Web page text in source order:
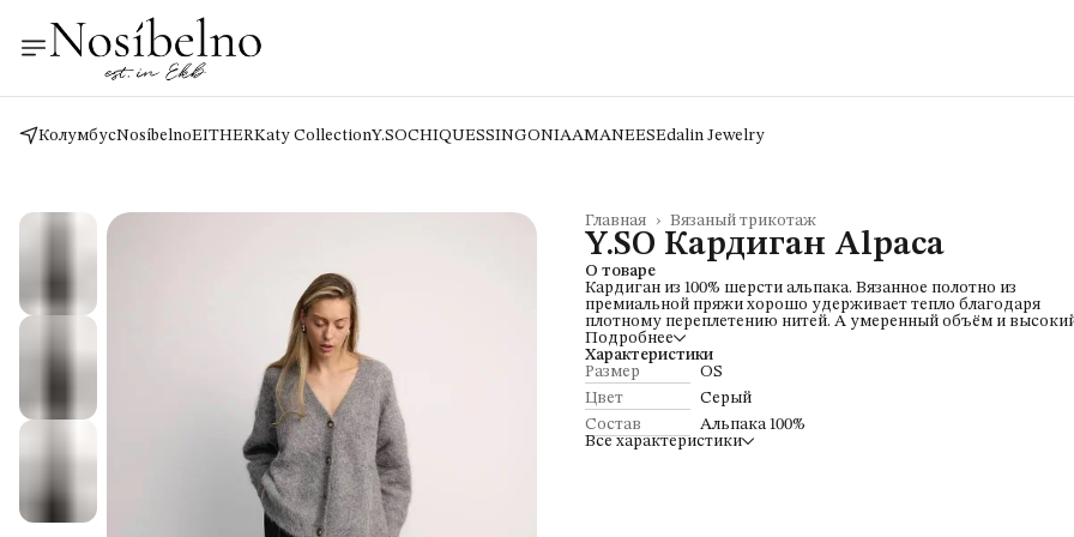
КолумбусNosíbelnoEITHERKaty CollectionY.SOCHIQUESSINGONIAAMANEESEdalin Jewelry
Вязаный трикотаж
Главная ›
Y.SO Кардиган Alpaca
О товаре
Кардиган из 100% шерсти альпака. Вязанное полотно из
премиальной пряжи хорошо удерживает тепло благодаря
плотному переплетению нитей. А умеренный объём и
ворот надежно защищает от низких температур в холодное
года. Джемпер пушистый и долговечный, не колется и не
скатывается.
Подробнее
Характеристики
Размер
OS
Цвет
Серый
Состав
Альпака 100%
Все характеристики